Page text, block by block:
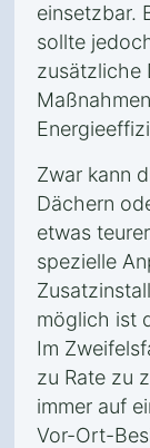
einsetzbar.
sollte
zusätzliche
Zwar kann
Dächern
etwas
spezielle
möglich ist
Im
zu Rate zu
immer auf
Vor-Ort-